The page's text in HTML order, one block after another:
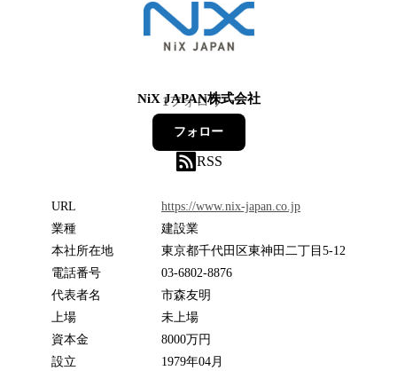
NiX JAPAN株式会社
1フォロワー
フォロー
RSS
URL
https://www.nix-japan.co.jp
業種
建設業
本社所在地
東京都千代田区東神田二丁目5-12
電話番号
03-6802-8876
代表者名
市森友明
上場
未上場
資本金
8000万円
設立
1979年04月